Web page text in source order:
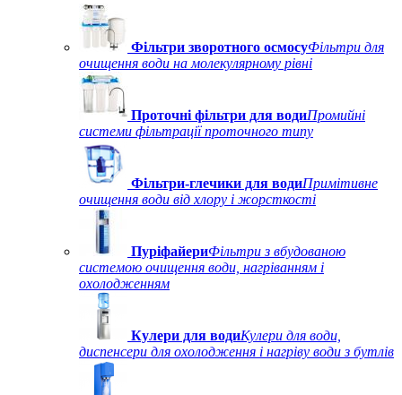
Фільтри зворотного осмосуФільтри для
очищення води на молекулярному рівні
Проточні фільтри для водиПромийні
системи фільтрації проточного типу
Фільтри-глечики для водиПримітивне
очищення води від хлору і жорсткості
ПуріфайериФільтри з вбудованою
системою очищення води, нагріванням і
охолодженням
Кулери для водиКулери для води,
диспенсери для охолодження і нагріву води з бутлів